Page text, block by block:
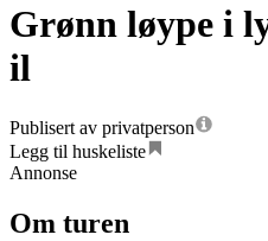
Grønn løype i
il
Publisert av privatperson
Legg til huskeliste
Annonse
Om turen